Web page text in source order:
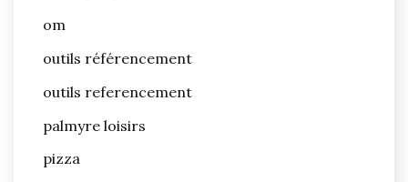
om
outils référencement
outils referencement
palmyre loisirs
pizza